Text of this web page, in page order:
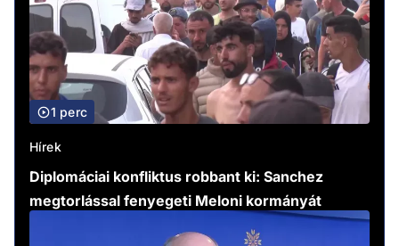
1 perc
Hírek
Diplomáciai konfliktus robbant ki: Sanchez
megtorlással fenyegeti Meloni kormányát